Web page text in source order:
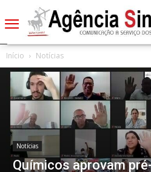
Início Notícias
Notícias
Químicos aprovam